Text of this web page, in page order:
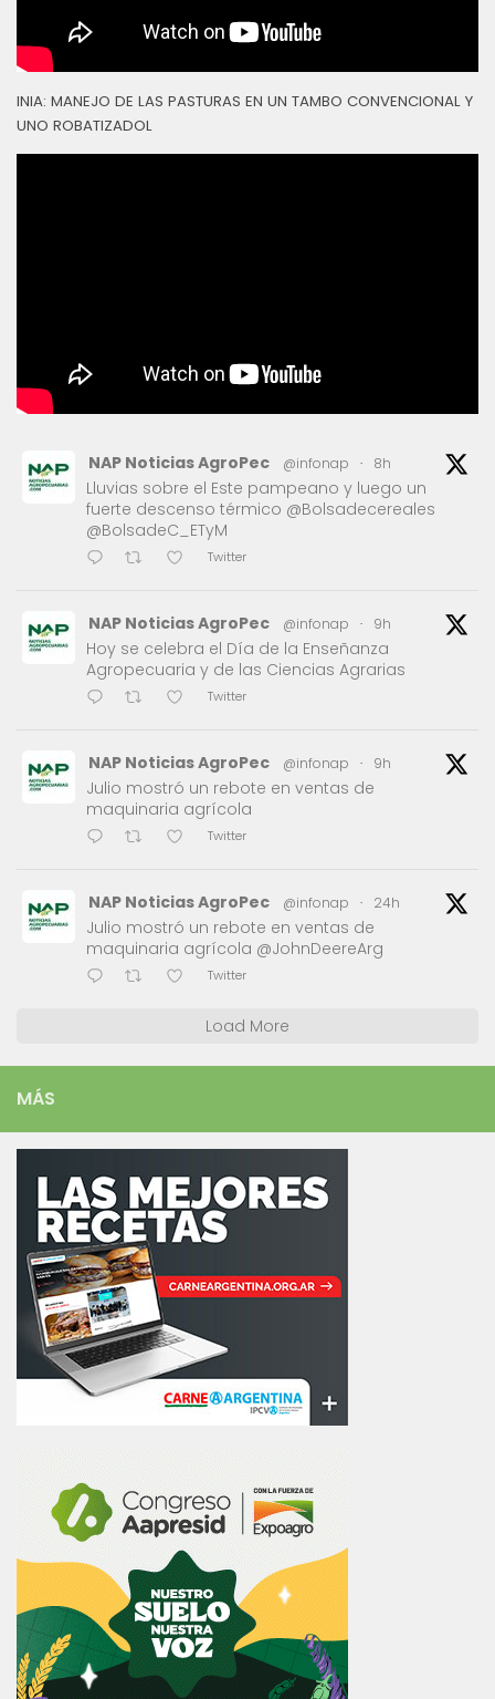
INIA: MANEJO DE LAS PASTURAS EN UN TAMBO CONVENCIONAL Y
UNO ROBATIZADOL
NAP Noticias AgroPec @infonap · 8h
Lluvias sobre el Este pampeano y luego un
fuerte descenso térmico @Bolsadecereales
@BolsadeC_ETyM
Twitter
NAP Noticias AgroPec @infonap · 9h
Hoy se celebra el Día de la Enseñanza
Agropecuaria y de las Ciencias Agrarias
Twitter
NAP Noticias AgroPec @infonap · 9h
Julio mostró un rebote en ventas de
maquinaria agrícola
Twitter
NAP Noticias AgroPec @infonap · 24h
Julio mostró un rebote en ventas de
maquinaria agrícola @JohnDeereArg
Twitter
Load More
MÁS